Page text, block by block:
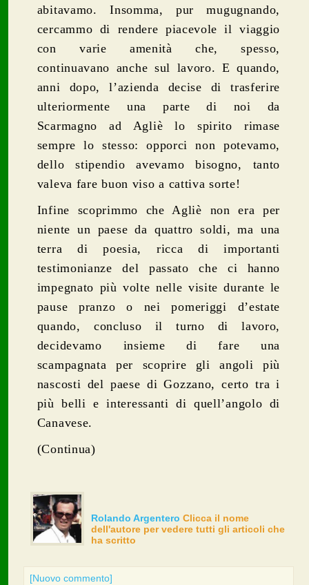
abitavamo. Insomma, pur mugugnando,
cercammo di rendere piacevole il viaggio
con varie amenità che, spesso,
continuavano anche sul lavoro. E quando,
anni dopo, l’azienda decise di trasferire
ulteriormente una parte di noi da
Scarmagno ad Agliè lo spirito rimase
sempre lo stesso: opporci non potevamo,
dello stipendio avevamo bisogno, tanto
valeva fare buon viso a cattiva sorte!
Infine scoprimmo che Agliè non era per
niente un paese da quattro soldi, ma una
terra di poesia, ricca di importanti
testimonianze del passato che ci hanno
impegnato più volte nelle visite durante le
pause pranzo o nei pomeriggi d’estate
quando, concluso il turno di lavoro,
decidevamo insieme di fare una
scampagnata per scoprire gli angoli più
nascosti del paese di Gozzano, certo tra i
più belli e interessanti di quell’angolo di
Canavese.
(Continua)
Rolando Argentero Clicca il nome
dell'autore per vedere tutti gli articoli che
ha scritto
[Nuovo commento]